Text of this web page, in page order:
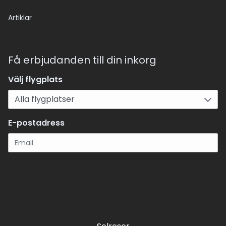
Artiklar
Få erbjudanden till din inkorg
Välj flygplats
E-postadress